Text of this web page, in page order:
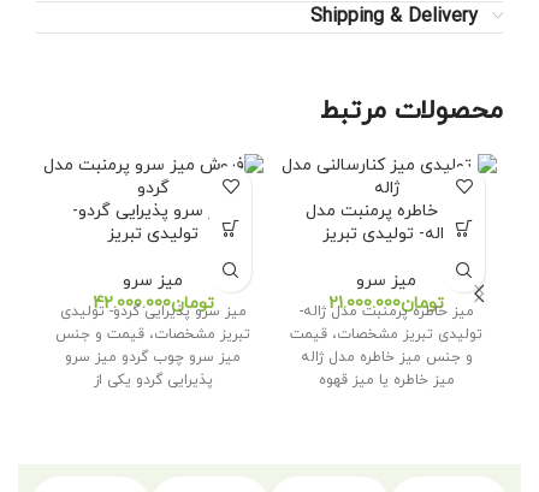
Shipping & Delivery
محصولات مرتبط
میز خاطره پرمنبت مدل
ژاله- تولیدی تبریز
میز سرو
تومان
میز خاطره پرمنبت مدل ژاله-
تولیدی تبریز مشخصات، قیمت
و جنس میز خاطره مدل ژاله
میز خاطره یا میز قهوه
میز سرو پذیرایی گردو-
تولیدی تبریز
میز سرو
تومان
میز سرو پذیرایی گردو- تولیدی
تبریز مشخصات، قیمت و جنس
میز سرو چوب گردو میز سرو
پذیرایی گردو یکی از